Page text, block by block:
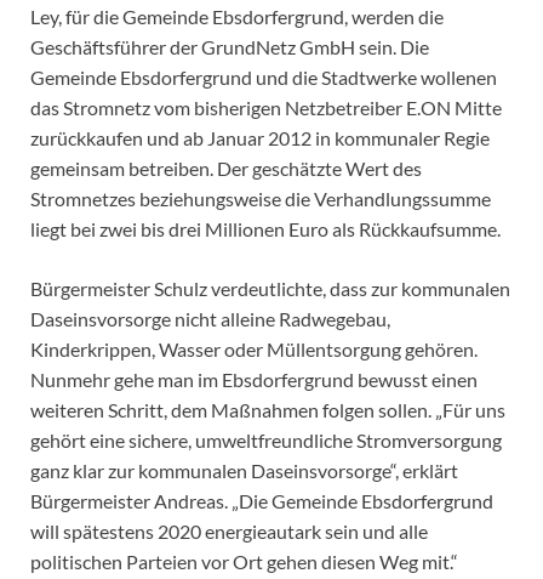
Ley, für die Gemeinde Ebsdorfergrund, werden die
Geschäftsführer der GrundNetz GmbH sein. Die
Gemeinde Ebsdorfergrund und die Stadtwerke wollenen
das Stromnetz vom bisherigen Netzbetreiber E.ON Mitte
zurückkaufen und ab Januar 2012 in kommunaler Regie
gemeinsam betreiben. Der geschätzte Wert des
Stromnetzes beziehungsweise die Verhandlungssumme
liegt bei zwei bis drei Millionen Euro als Rückkaufsumme.
Bürgermeister Schulz verdeutlichte, dass zur kommunalen
Daseinsvorsorge nicht alleine Radwegebau,
Kinderkrippen, Wasser oder Müllentsorgung gehören.
Nunmehr gehe man im Ebsdorfergrund bewusst einen
weiteren Schritt, dem Maßnahmen folgen sollen. „Für uns
gehört eine sichere, umweltfreundliche Stromversorgung
ganz klar zur kommunalen Daseinsvorsorge“, erklärt
Bürgermeister Andreas. „Die Gemeinde Ebsdorfergrund
will spätestens 2020 energieautark sein und alle
politischen Parteien vor Ort gehen diesen Weg mit.“